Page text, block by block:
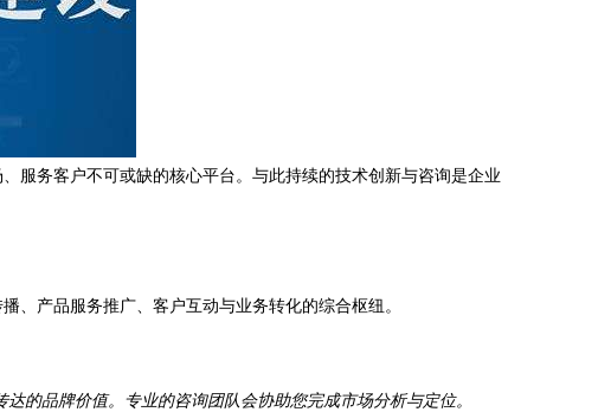
服务客户不可或缺的核心平台。与此持续的技术创新与咨询是企业
、产品服务推广、客户互动与业务转化的综合枢纽。
的品牌价值。专业的咨询团队会协助您完成市场分析与定位。